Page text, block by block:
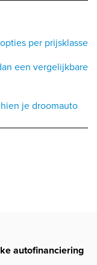
per prijsklasse
een vergelijkbare
je droomauto
autofinanciering